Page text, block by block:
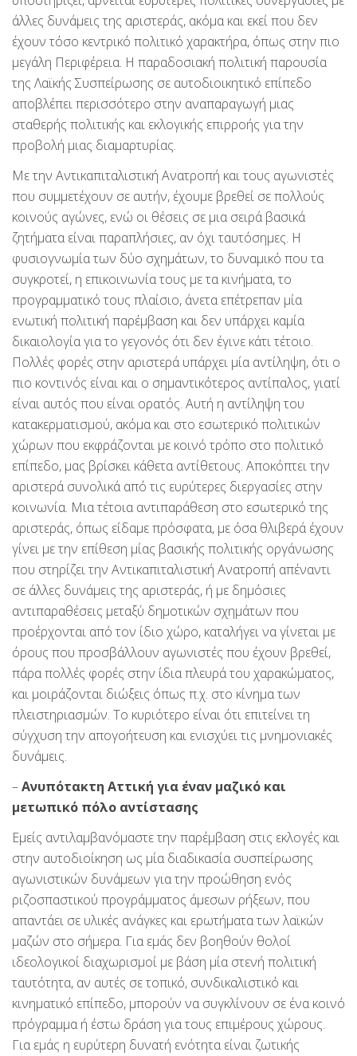
άλλες δυνάμεις της αριστεράς, ακόμα και εκεί που δεν
έχουν τόσο κεντρικό πολιτικό χαρακτήρα, όπως στην πιο
μεγάλη Περιφέρεια. Η παραδοσιακή πολιτική παρουσία
της Λαϊκής Συσπείρωσης σε αυτοδιοικητικό επίπεδο
αποβλέπει περισσότερο στην αναπαραγωγή μιας
σταθερής πολιτικής και εκλογικής επιρροής για την
προβολή μιας διαμαρτυρίας.
Με την Αντικαπιταλιστική Ανατροπή και τους αγωνιστές
που συμμετέχουν σε αυτήν, έχουμε βρεθεί σε πολλούς
κοινούς αγώνες, ενώ οι θέσεις σε μια σειρά βασικά
ζητήματα είναι παραπλήσιες, αν όχι ταυτόσημες. Η
φυσιογνωμία των δύο σχημάτων, το δυναμικό που τα
συγκροτεί, η επικοινωνία τους με τα κινήματα, το
προγραμματικό τους πλαίσιο, άνετα επέτρεπαν μία
ενωτική πολιτική παρέμβαση και δεν υπάρχει καμία
δικαιολογία για το γεγονός ότι δεν έγινε κάτι τέτοιο.
Πολλές φορές στην αριστερά υπάρχει μία αντίληψη, ότι ο
πιο κοντινός είναι και ο σημαντικότερος αντίπαλος, γιατί
είναι αυτός που είναι ορατός. Αυτή η αντίληψη του
κατακερματισμού, ακόμα και στο εσωτερικό πολιτικών
χώρων που εκφράζονται με κοινό τρόπο στο πολιτικό
επίπεδο, μας βρίσκει κάθετα αντίθετους. Αποκόπτει την
αριστερά συνολικά από τις ευρύτερες διεργασίες στην
κοινωνία. Μια τέτοια αντιπαράθεση στο εσωτερικό της
αριστεράς, όπως είδαμε πρόσφατα, με όσα θλιβερά έχουν
γίνει με την επίθεση μίας βασικής πολιτικής οργάνωσης
που στηρίζει την Αντικαπιταλιστική Ανατροπή απέναντι
σε άλλες δυνάμεις της αριστεράς, ή με δημόσιες
αντιπαραθέσεις μεταξύ δημοτικών σχημάτων που
προέρχονται από τον ίδιο χώρο, καταλήγει να γίνεται με
όρους που προσβάλλουν αγωνιστές που έχουν βρεθεί,
πάρα πολλές φορές στην ίδια πλευρά του χαρακώματος,
και μοιράζονται διώξεις όπως π.χ. στο κίνημα των
πλειστηριασμών. Το κυριότερο είναι ότι επιτείνει τη
σύγχυση την απογοήτευση και ενισχύει τις μνημονιακές
δυνάμεις.
–Ανυπότακτη Αττική για έναν μαζικό και
μετωπικό πόλο αντίστασης
Εμείς αντιλαμβανόμαστε την παρέμβαση στις εκλογές και
στην αυτοδιοίκηση ως μία διαδικασία συσπείρωσης
αγωνιστικών δυνάμεων για την προώθηση ενός
ριζοσπαστικού προγράμματος άμεσων ρήξεων, που
απαντάει σε υλικές ανάγκες και ερωτήματα των λαϊκών
μαζών στο σήμερα. Για εμάς δεν βοηθούν θολοί
ιδεολογικοί διαχωρισμοί με βάση μία στενή πολιτική
ταυτότητα, αν αυτές σε τοπικό, συνδικαλιστικό και
κινηματικό επίπεδο, μπορούν να συγκλίνουν σε ένα κοινό
πρόγραμμα ή έστω δράση για τους επιμέρους χώρους.
Για εμάς η ευρύτερη δυνατή ενότητα είναι ζωτικής